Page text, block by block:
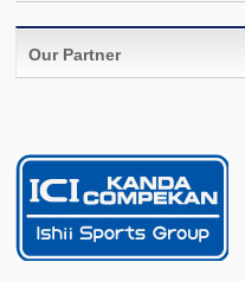
Our Partner